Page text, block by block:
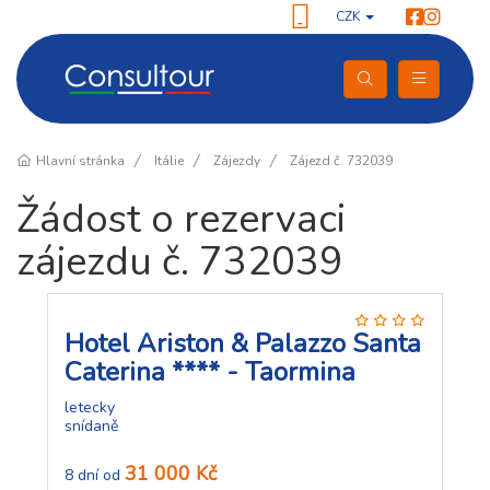
CZK
Hlavní stránka Itálie Zájezdy Zájezd č. 732039
Žádost o rezervaci
zájezdu č. 732039
Hotel Ariston & Palazzo Santa
Caterina **** - Taormina
letecky
snídaně
8 dní od 31 000 Kč